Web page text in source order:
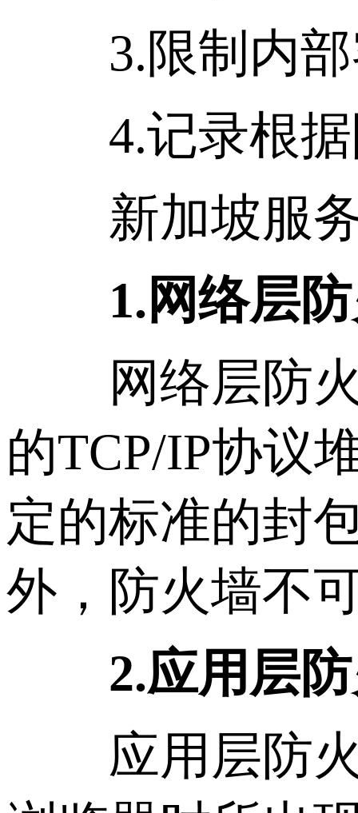
3.限制内部
4.记录根据
新加坡服务
1.网络层防
网络层防火
的TCP/IP协议
定的标准的封
外，防火墙不
2.应用层防
应用层防火